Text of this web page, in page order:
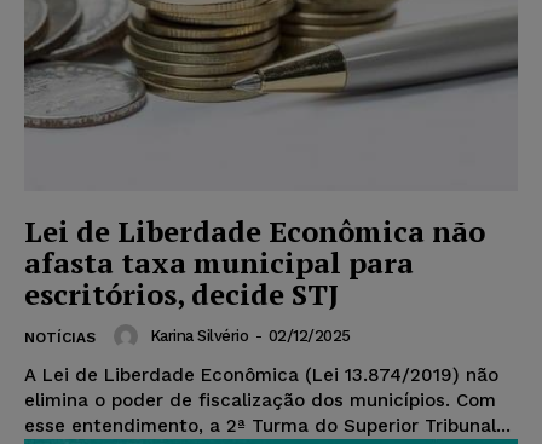
Lei de Liberdade Econômica não
afasta taxa municipal para
escritórios, decide STJ
NOTÍCIAS Karina Silvério - 02/12/2025
A Lei de Liberdade Econômica (Lei 13.874/2019) não
elimina o poder de fiscalização dos municípios. Com
esse entendimento, a 2ª Turma do Superior Tribunal...